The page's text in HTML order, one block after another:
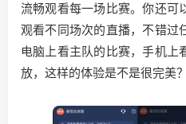
流畅观看每一场比赛。你还可
观看不同场次的直播，不错过
电脑上看主队的比赛，手机上
放，这样的体验是不是很完美？